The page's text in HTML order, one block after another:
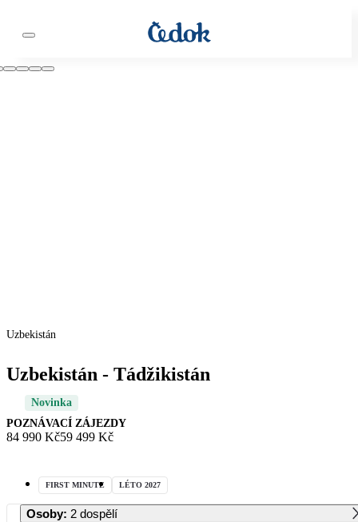
Uzbekistán
Uzbekistán - Tádžikistán
Novinka
POZNÁVACÍ ZÁJEZDY
84 990 Kč59 499 Kč
FIRST MINUTE LÉTO 2027
Osoby: 2 dospělí